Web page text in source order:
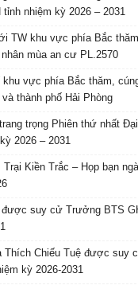
nhiệm kỳ 2026 – 2031
TW khu vực phía Bắc
mùa an cư PL.2570
khu vực phía Bắc thăm,
thành phố Hải Phòng
trọng Phiên thứ nhất
2026 – 2031
Kiền Trắc – Họp bạn
được suy cử Trưởng BTS
Thích Chiếu Tuệ được suy
kỳ 2026-2031